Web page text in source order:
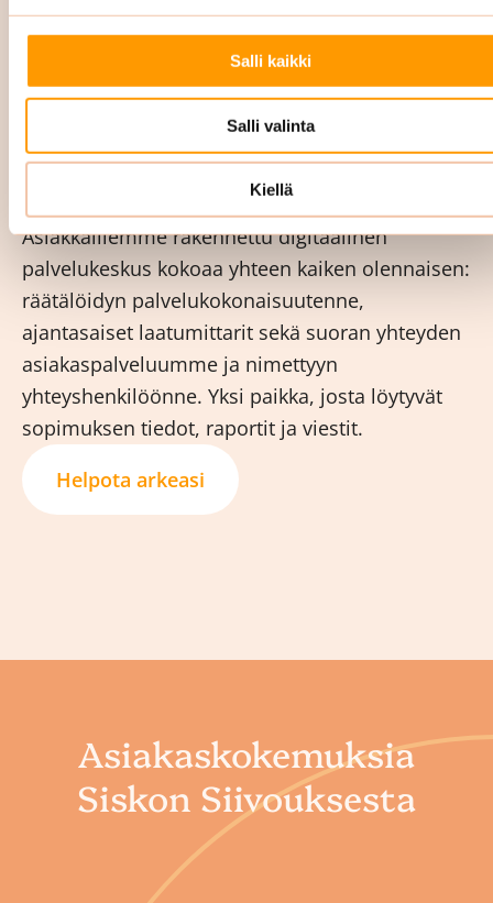
Salli kaikki
Salli valinta
Kiellä
Tämä takaa, että olemme aina ajan tasalla
tilojesi ja asiakkuutesi osalta. Raportoimme
sinulle säännöllisesti sopimuksen mukaan.
Digitaalinen palvelukeskus pitää teidät
Asiakkaillemme rakennettu digitaalinen
palvelukeskus kokoaa yhteen kaiken olennaisen:
räätälöidyn palvelukokonaisuutenne,
ajantasaiset laatumittarit sekä suoran yhteyden
asiakaspalveluumme ja nimettyyn
yhteyshenkilöönne. Yksi paikka, josta löytyvät
sopimuksen tiedot, raportit ja viestit.
Helpota arkeasi
Asiakaskokemuksia
Siskon Siivouksesta